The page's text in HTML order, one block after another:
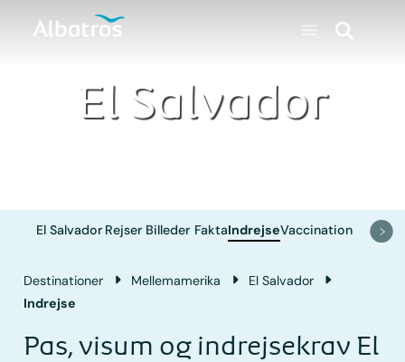
El Salvador
El Salvador Rejser Billeder FaktaIndrejseVaccination
Destinationer Mellemamerika
El Salvador
Indrejse
Pas, visum og indrejsekrav El